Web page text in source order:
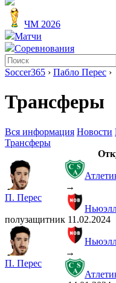
ЧМ 2026
Матчи
Соревнования
Soccer365 › Пабло Перес ›
Трансферы
Вся информация Новости
Трансферы
П. Перес
полузащитник
→
11.02.2024
П. Перес
→